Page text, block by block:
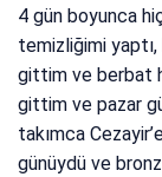
4 gün boyunca
temizliğimi
gittim ve berbat
gittim ve pazar
takımca
günüydü ve